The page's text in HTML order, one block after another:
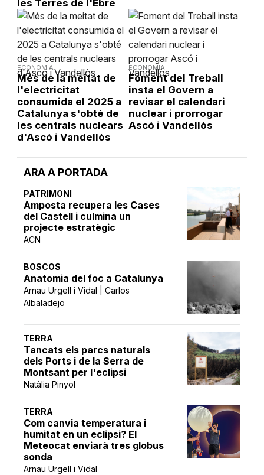
ARA A PORTADA
PATRIMONI
Amposta recupera les Cases
del Castell i culmina un
projecte estratègic
ACN
BOSCOS
Anatomia del foc a Catalunya
Arnau Urgell i Vidal | Carlos
Albaladejo
TERRA
Tancats els parcs naturals
dels Ports i de la Serra de
Montsant per l'eclipsi
Natàlia Pinyol
TERRA
Com canvia temperatura i
humitat en un eclipsi? El
Meteocat enviarà tres globus
sonda
Arnau Urgell i Vidal
les Terres de l'Ebre
ECONOMIA
Més de la meitat de
l'electricitat
consumida el 2025 a
Catalunya s'obté de
les centrals nuclears
d'Ascó i Vandellòs
ECONOMIA
Foment del Treball
insta el Govern a
revisar el calendari
nuclear i prorrogar
Ascó i Vandellòs